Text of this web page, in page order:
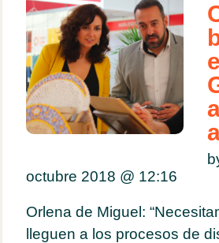
octubre 2018 @ 12:16
Orlena de Miguel:
lleguen a los procesos de